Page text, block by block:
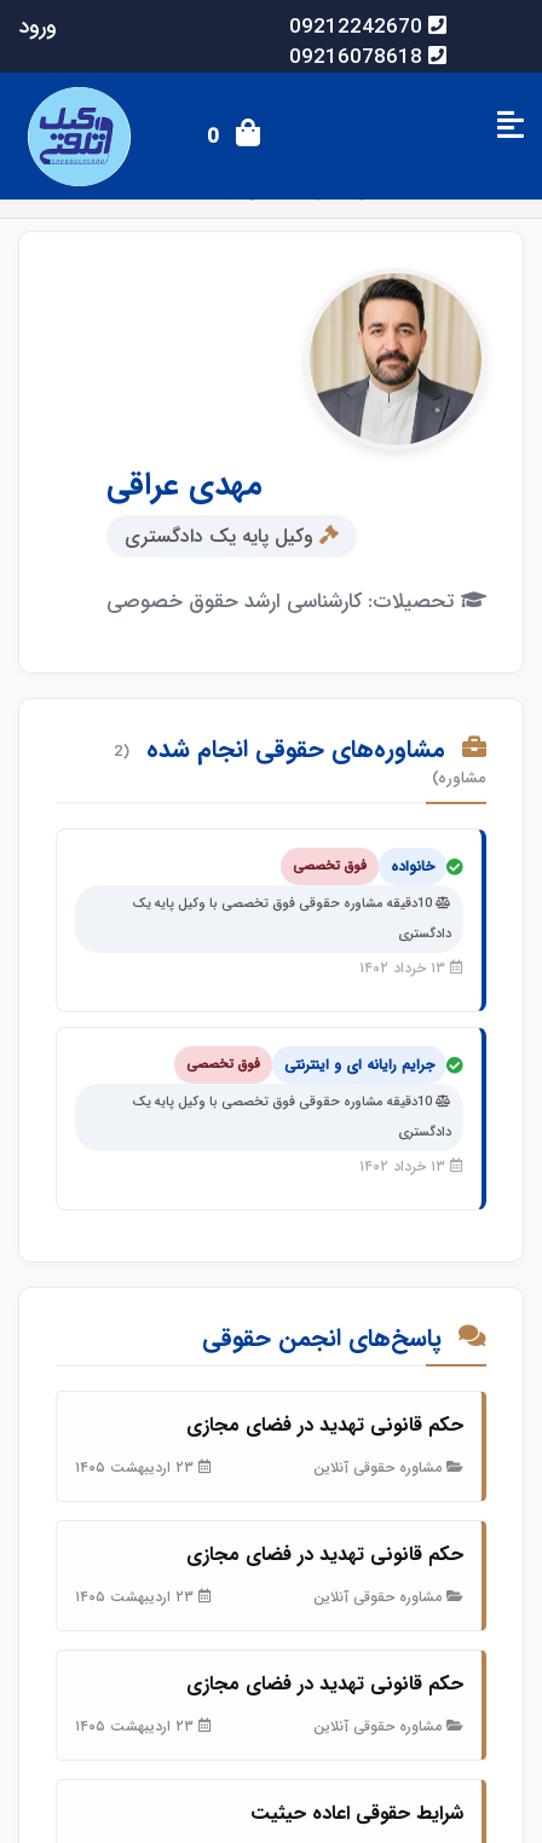
09212242670
09216078618
ورود
0
مهدی عراقی
وکیل پایه یک دادگستری
تحصیلات: کارشناسی ارشد حقوق خصوصی
مشاوره‌های حقوقی انجام شده
(2
مشاوره)
خانواده
فوق تخصصی
10دقیقه مشاوره حقوقی فوق تخصصی با وکیل پایه یک
دادگستری
جرایم رایانه ای و اینترنتی
فوق تخصصی
10دقیقه مشاوره حقوقی فوق تخصصی با وکیل پایه یک
دادگستری
پاسخ‌های انجمن حقوقی
حکم قانونی تهدید در فضای مجازی
مشاوره حقوقی آنلاین
حکم قانونی تهدید در فضای مجازی
مشاوره حقوقی آنلاین
حکم قانونی تهدید در فضای مجازی
مشاوره حقوقی آنلاین
شرایط حقوقی اعاده حیثیت